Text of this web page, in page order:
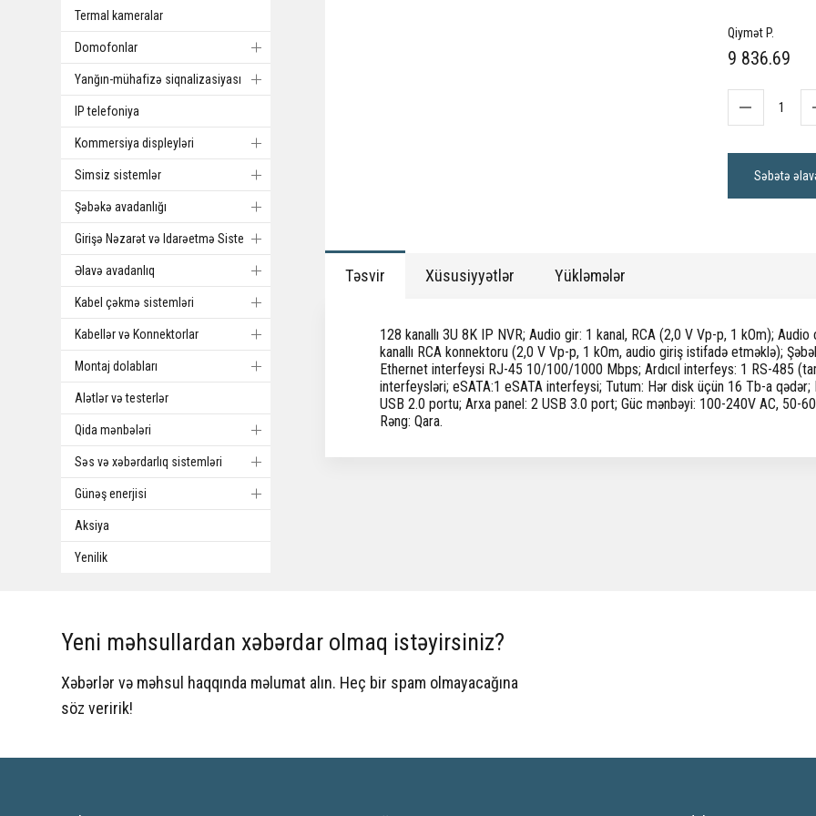
Termal kameralar
Domofonlar
Yanğın-mühafizə siqnalizasiyası
IP telefoniya
Kommersiya displeyləri
Simsiz sistemlər
Şəbəkə avadanlığı
Girişə Nəzarət və Idarəetmə Sistemi
Əlavə avadanlıq
Kabel çəkmə sistemləri
Kabellər və Konnektorlar
Montaj dolabları
Alətlər və testerlər
Qida mənbələri
Səs və xəbərdarlıq sistemləri
Günəş enerjisi
Aksiya
Yenilik
Qiymət P.
9 836.69
Səbətə
Təsvir Xüsusiyyətlər Yükləmələr
128 kanallı 3U 8K IP NVR; Audio gir: 1 kanal, RCA (2,0 V Vp-p, 1 kOm);
kanallı RCA konnektoru (2,0 V Vp-p, 1 kOm, audio giriş istifadə etməklə);
Ethernet interfeysi RJ-45 10/100/1000 Mbps; Ardıcıl interfeys: 1 RS-485
interfeysləri; eSATA:1 eSATA interfeysi; Tutum: Hər disk üçün 16 Tb-a
USB 2.0 portu; Arxa panel: 2 USB 3.0 port; Güc mənbəyi: 100-240V AC, 50-
Rəng: Qara.
Yeni məhsullardan xəbərdar olmaq istəyirsiniz?
Xəbərlər və məhsul haqqında məlumat alın. Heç bir spam olmayacağına
söz veririk!